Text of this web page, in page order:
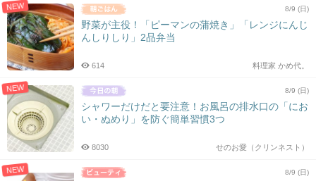
NEW 8/9 (日)
野菜が主役！「ピーマンの蒲焼き」「レンジにんじ
んしりしり」2品弁当
料理家 かめ代。
614
NEW 8/9 (日)
シャワーだけだと要注意！お風呂の排水口の「にお
い・ぬめり」を防ぐ簡単習慣3つ
せのお愛（クリンネスト）
8030
NEW 8/9 (日)